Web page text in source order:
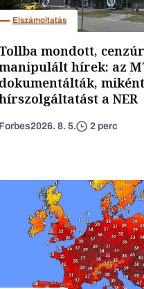
Elszámoltatás
Tollba mondott,
hírek: az
dokumentálták,
a NER
Forbes2026. 8. 5. 2 perc